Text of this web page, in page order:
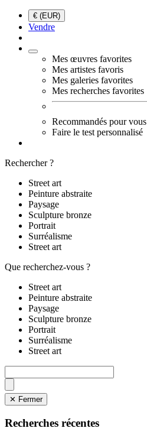
€ (EUR)
Vendre
Mes œuvres favorites
Mes artistes favoris
Mes galeries favorites
Mes recherches favorites
Recommandés pour vous
Faire le test personnalisé
Rechercher ?
Street art
Peinture abstraite
Paysage
Sculpture bronze
Portrait
Surréalisme
Street art
Que recherchez-vous ?
Street art
Peinture abstraite
Paysage
Sculpture bronze
Portrait
Surréalisme
Street art
✕ Fermer
Recherches récentes